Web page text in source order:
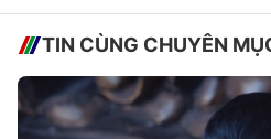
TIN CÙNG CHUYÊN